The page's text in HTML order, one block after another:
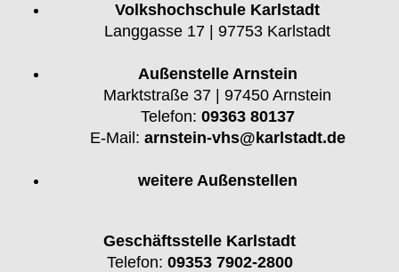
Volkshochschule Karlstadt
Langgasse 17 | 97753 Karlstadt
Außenstelle Arnstein
Marktstraße 37 | 97450 Arnstein
Telefon: 09363 80137
E-Mail: arnstein-vhs@karlstadt.de
weitere Außenstellen
Geschäftsstelle Karlstadt
Telefon: 09353 7902-2800